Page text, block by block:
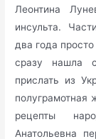
Леонтина
инсульта.
два года
сразу нашла
прислать из
полуграмотная
рецепты
Анатольевна